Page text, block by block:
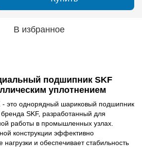
В избранное
подшипник SKF
уплотнением
это однорядный шариковый подшипник
бренда SKF, разработанный для
работы в промышленных узлах.
конструкции эффективно
и обеспечивает стабильность